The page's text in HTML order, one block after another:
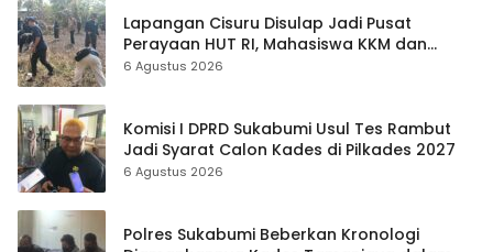
Lapangan Cisuru Disulap Jadi Pusat
Perayaan HUT RI, Mahasiswa KKM dan
Warga Satukan Tenaga
6 Agustus 2026
Komisi I DPRD Sukabumi Usul Tes Rambut
Jadi Syarat Calon Kades di Pilkades 2027
6 Agustus 2026
Polres Sukabumi Beberkan Kronologi